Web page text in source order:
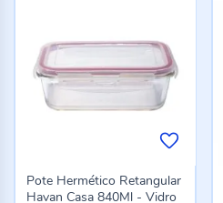
Pote Hermético Retangular
Havan Casa 840Ml - Vidro